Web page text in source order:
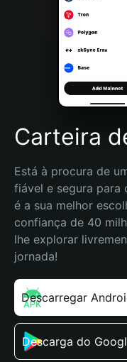
Português (Brasil)
Español (Argentina)
Carteira
Está à procura de
fiável e segura para
é a sua melhor
confiança de 40
lhe explorar
jornada!
Descarregar
Descarga do